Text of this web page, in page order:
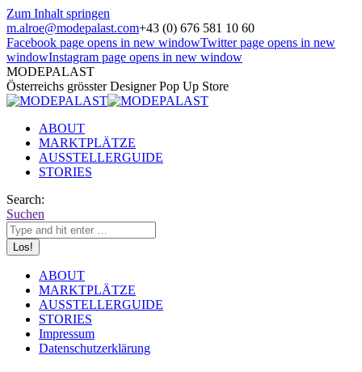
Zum Inhalt springen
m.alroe@modepalast.com+43 (0) 676 581 10 60
Facebook page opens in new windowTwitter page opens in new
windowInstagram page opens in new window
MODEPALAST
Österreichs grösster Designer Pop Up Store
ABOUT
MARKTPLÄTZE
AUSSTELLERGUIDE
STORIES
Search:
Suchen
ABOUT
MARKTPLÄTZE
AUSSTELLERGUIDE
STORIES
Impressum
Datenschutzerklärung